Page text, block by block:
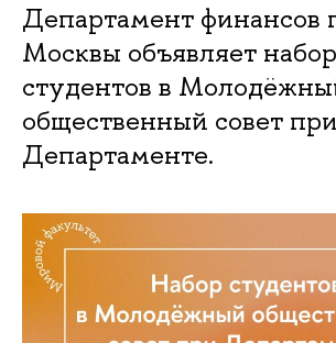
Департамент финансов
Москвы объявляет набор
студентов в
общественный совет при
Департаменте.